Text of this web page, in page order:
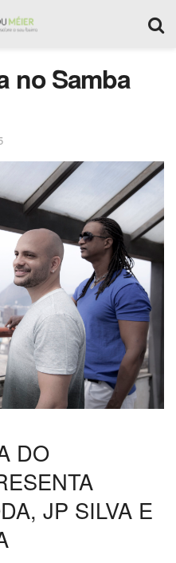
no Samba
DO
JP SILVA E